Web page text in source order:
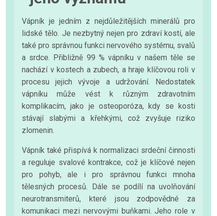
Vápník je jedním z nejdůležitějších minerálů pro
lidské tělo. Je nezbytný nejen pro zdraví kostí, ale
také pro správnou funkci nervového systému, svalů
a srdce. Přibližně 99 % vápníku v našem těle se
nachází v kostech a zubech, a hraje klíčovou roli v
procesu jejich vývoje a udržování. Nedostatek
vápníku může vést k různým zdravotním
komplikacím, jako je osteoporóza, kdy se kosti
stávají slabými a křehkými, což zvyšuje riziko
zlomenin.
Vápník také přispívá k normalizaci srdeční činnosti
a reguluje svalové kontrakce, což je klíčové nejen
pro pohyb, ale i pro správnou funkci mnoha
tělesných procesů. Dále se podílí na uvolňování
neurotransmiterů, které jsou zodpovědné za
komunikaci mezi nervovými buňkami. Jeho role v